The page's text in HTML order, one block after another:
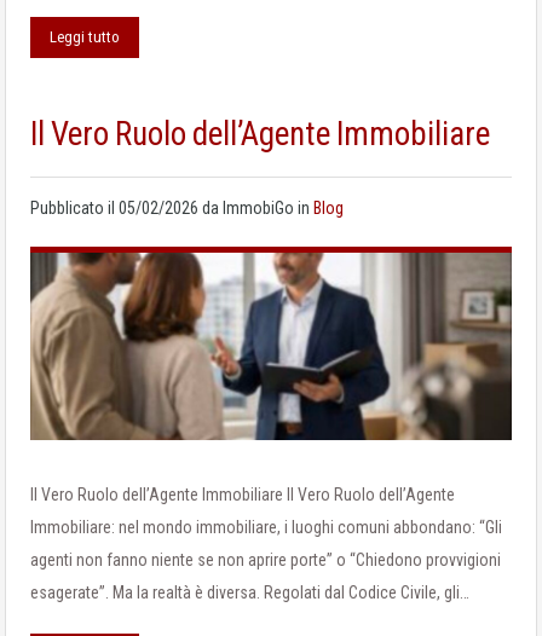
Leggi tutto
Il Vero Ruolo dell’Agente Immobiliare
Pubblicato il 05/02/2026 da ImmobiGo in Blog
Il Vero Ruolo dell’Agente Immobiliare Il Vero Ruolo dell’Agente
Immobiliare: nel mondo immobiliare, i luoghi comuni abbondano: “Gli
agenti non fanno niente se non aprire porte” o “Chiedono provvigioni
esagerate”. Ma la realtà è diversa. Regolati dal Codice Civile, gli…